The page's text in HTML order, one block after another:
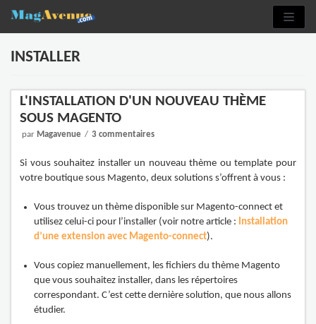
Aller
INSTALLER
L'INSTALLATION D'UN NOUVEAU THÈME
SOUS MAGENTO
par Magavenue 3 commentaires
Si vous souhaitez installer un nouveau thème ou template pour
votre boutique sous Magento, deux solutions s’offrent à vous :
Vous trouvez un thème disponible sur Magento-connect et
utilisez celui-ci pour l’installer (voir notre article : Installation
d’une extension avec Magento-connect).
Vous copiez manuellement, les fichiers du thème Magento
que vous souhaitez installer, dans les répertoires
correspondant. C’est cette dernière solution, que nous allons
étudier.